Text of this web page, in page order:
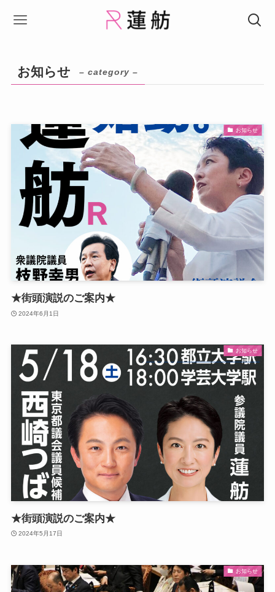
お知らせ – category –
お知らせ
★街頭演説のご案内★
2024年6月1日
お知らせ
★街頭演説のご案内★
2024年5月17日
お知らせ